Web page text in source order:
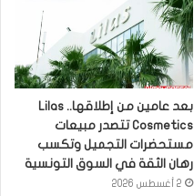
بعد عامين من إطلاقها.. Lilas
Cosmetics تتصدر مبيعات
مستحضرات التجميل وتكسب
رهان الثقة في السوق التونسية
2 أغسطس 2026